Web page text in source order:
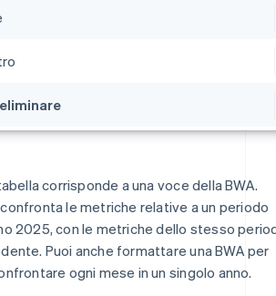
corrisponde a una voce della BWA.
le metriche relative a un periodo
2025, con le metriche dello stesso
Puoi anche formattare una BWA per
ogni mese in un singolo anno.